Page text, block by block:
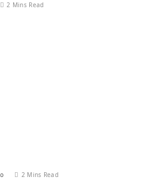
2 Mins Read
2 Mins Read